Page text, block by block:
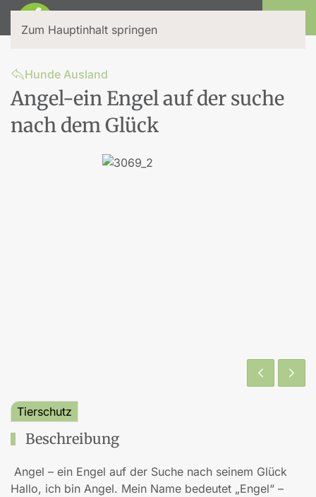
Zum Hauptinhalt springen
Hunde Ausland
Angel-ein Engel auf der suche
nach dem Glück
Tierschutz
Beschreibung
Angel – ein Engel auf der Suche nach seinem Glück
Hallo, ich bin Angel. Mein Name bedeutet „Engel“ –